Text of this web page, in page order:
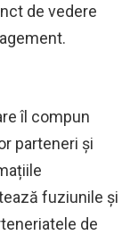
de vedere
îl compun
parteneri și
fuziunile și
de